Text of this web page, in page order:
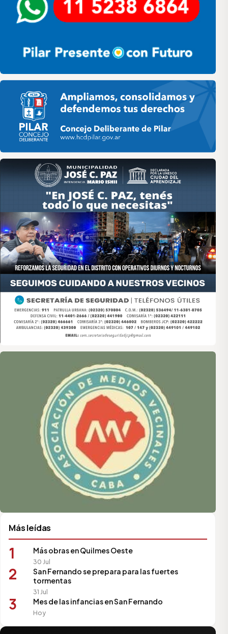
Pilar HCD
Asociación de Medios Vecinales
Más leídas
1 Más obras en Quilmes Oeste
30 Jul
2
San Fernando se prepara para las fuertes
tormentas
31 Jul
3 Mes de las infancias en San Fernando
Hoy